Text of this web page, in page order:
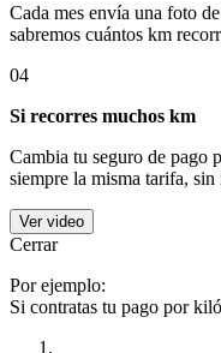
Cada mes envía una foto
sabremos cuántos km
04
Si recorres muchos km
Cambia tu seguro de pago
siempre la misma tarifa,
Ver video
Cerrar
Por ejemplo:
Si contratas tu pago por